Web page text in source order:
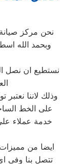
نحن مركز
وبحمد الله
نستطيع ان نصل
وذلك لاننا نعتبر
على الخط
خدمة عملاء
ايضا من
تتصل بنا وفى